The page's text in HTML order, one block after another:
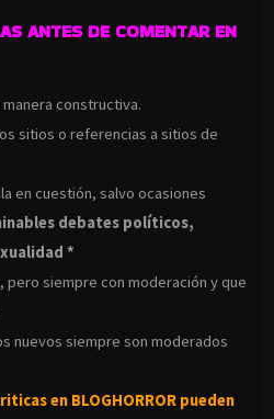
ANTES DE COMENTAR EN
constructiva.
sitios o referencias a sitios de
en cuestión, salvo ocasiones
debates políticos,
*
pero siempre con moderación y que
nuevos siempre son moderados
en BLOGHORROR pueden